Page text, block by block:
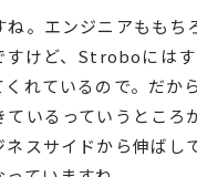
ね。エンジニアももち
すけど、Stroboには
くれているので。だか
ているっていうところ
ネスサイドから伸ばし